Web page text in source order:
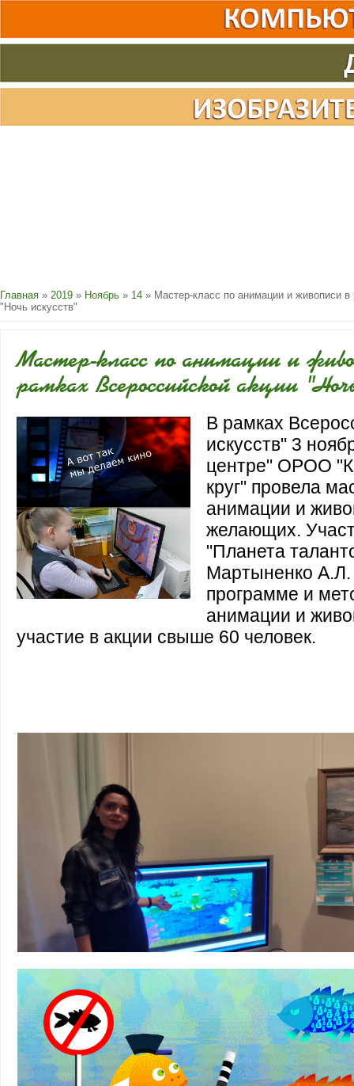
Главная » 2019 » Ноябрь » 14 » Мастер-класс по анимации и живописи в
"Ночь искусств"
Мастер-класс по анимации и
рамках Всероссийской акции
В рамках
искусств" 3
центре" ОРОО
круг" провела
анимации и
желающих.
"Планета
Мартыненко А.Л.
программе и
анимации и
участие в акции свыше 60 человек.